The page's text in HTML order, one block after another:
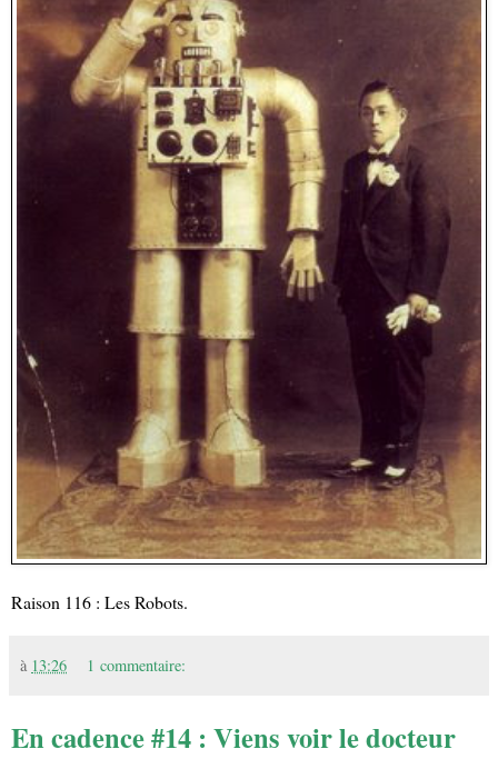
Raison 116 : Les Robots.
à 13:26 1 commentaire:
En cadence #14 : Viens voir le docteur